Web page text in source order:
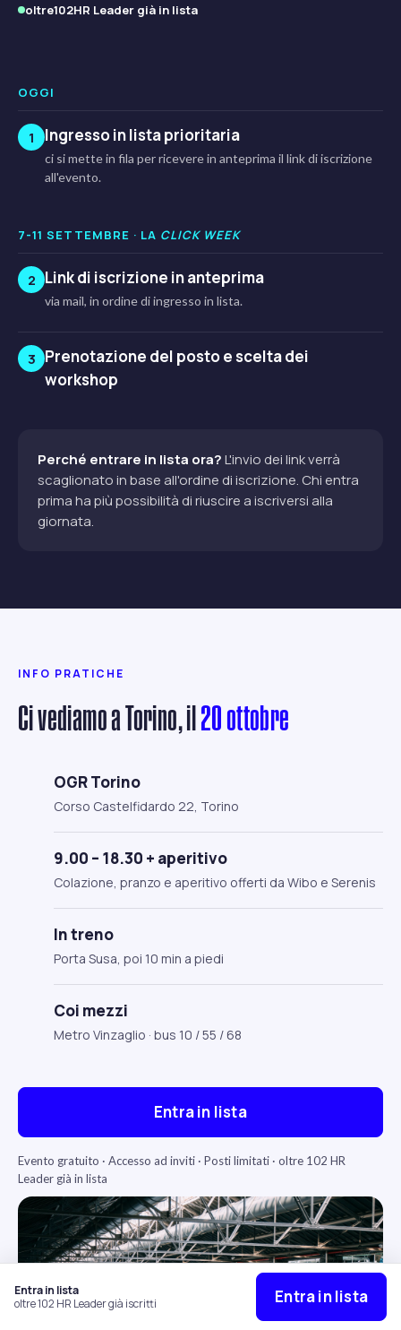
oltre102HR Leader già in lista
OGGI
1 Ingresso in lista prioritaria
ci si mette in fila per ricevere in anteprima il link di iscrizione
all'evento.
7-11 SETTEMBRE · LA CLICK WEEK
2 Link di iscrizione in anteprima
via mail, in ordine di ingresso in lista.
3 Prenotazione del posto e scelta dei
workshop
Perché entrare in lista ora?L'invio dei link verrà
scaglionato in base all'ordine di iscrizione. Chi entra
prima ha più possibilità di riuscire a iscriversi alla
giornata.
INFO PRATICHE
Ci vediamo a Torino, il 20 ottobre
OGR Torino
Corso Castelfidardo 22, Torino
9.00 – 18.30 + aperitivo
Colazione, pranzo e aperitivo offerti da Wibo e Serenis
In treno
Porta Susa, poi 10 min a piedi
Coi mezzi
Metro Vinzaglio · bus 10 / 55 / 68
Entra in lista
Evento gratuito · Accesso ad inviti · Posti limitati · oltre 102 HR
Leader già in lista
Entra in lista
oltre102 HR Leader già iscritti Entra in lista